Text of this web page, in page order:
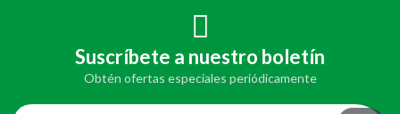
Suscríbete a nuestro boletín
Obtén ofertas especiales periódicamente